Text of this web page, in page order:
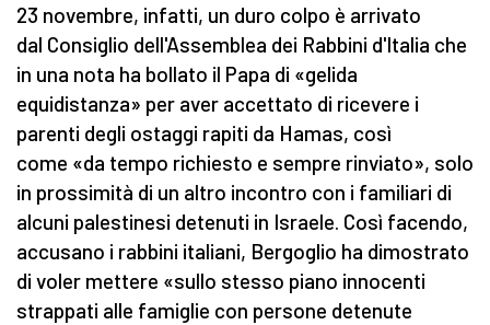
23 novembre, infatti, un duro colpo è arrivato
dal Consiglio dell'Assemblea dei Rabbini d'Italia che
in una nota ha bollato il Papa di «gelida
equidistanza» per aver accettato di ricevere i
parenti degli ostaggi rapiti da Hamas, così
come «da tempo richiesto e sempre rinviato», solo
in prossimità di un altro incontro con i familiari di
alcuni palestinesi detenuti in Israele. Così facendo,
accusano i rabbini italiani, Bergoglio ha dimostrato
di voler mettere «sullo stesso piano innocenti
strappati alle famiglie con persone detenute